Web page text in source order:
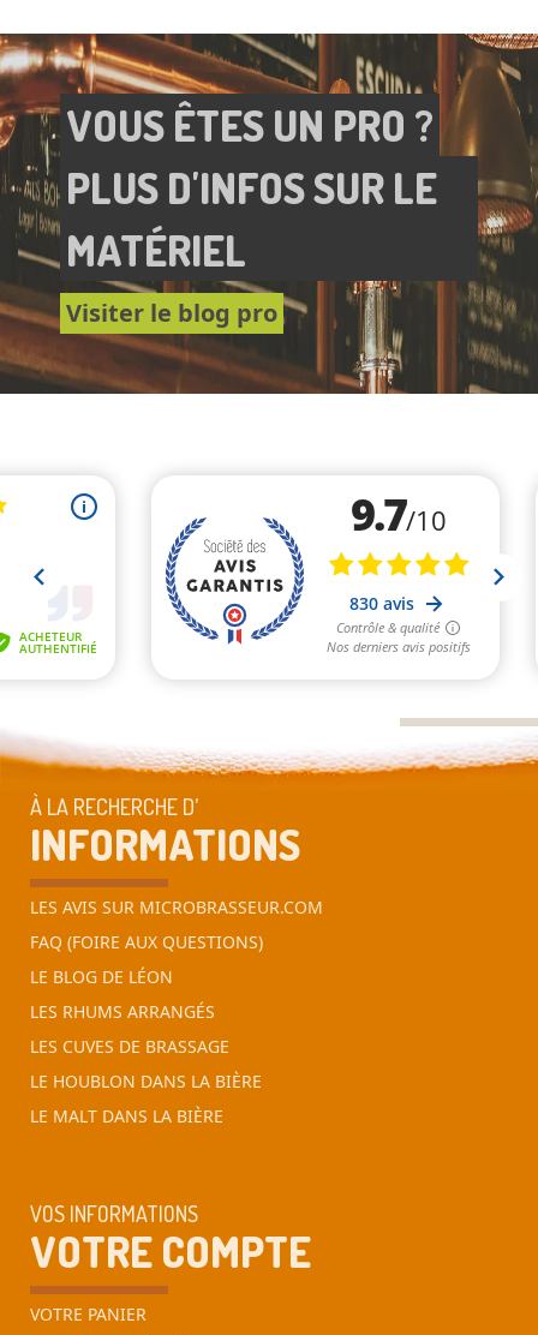
VOUS ÊTES UN PRO ?
PLUS D'INFOS SUR LE
MATÉRIEL
Visiter le blog pro
À LA RECHERCHE D’
INFORMATIONS
LES AVIS SUR MICROBRASSEUR.COM
FAQ (FOIRE AUX QUESTIONS)
LE BLOG DE LÉON
LES RHUMS ARRANGÉS
LES CUVES DE BRASSAGE
LE HOUBLON DANS LA BIÈRE
LE MALT DANS LA BIÈRE
VOS INFORMATIONS
VOTRE COMPTE
VOTRE PANIER